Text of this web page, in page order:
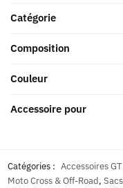
Catégorie
Composition
Couleur
Accessoire pour
Catégories : Accessoires GT
Moto Cross & Off-Road,